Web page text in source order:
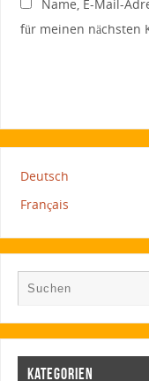
Name, E-Mail-
für meinen nächsten
Deutsch
Français
KATEGORIEN